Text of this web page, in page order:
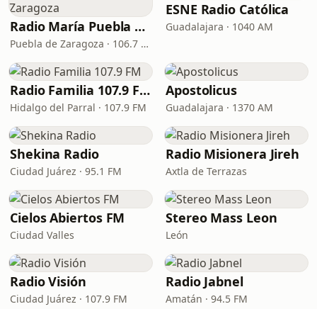
Radio María Puebla de Zaragoza
Puebla de Zaragoza · 106.7 FM
ESNE Radio Católica
Guadalajara · 1040 AM
Radio Familia 107.9 FM
Hidalgo del Parral · 107.9 FM
Apostolicus
Guadalajara · 1370 AM
Shekina Radio
Ciudad Juárez · 95.1 FM
Radio Misionera Jireh
Axtla de Terrazas
Cielos Abiertos FM
Ciudad Valles
Stereo Mass Leon
León
Radio Visión
Ciudad Juárez · 107.9 FM
Radio Jabnel
Amatán · 94.5 FM